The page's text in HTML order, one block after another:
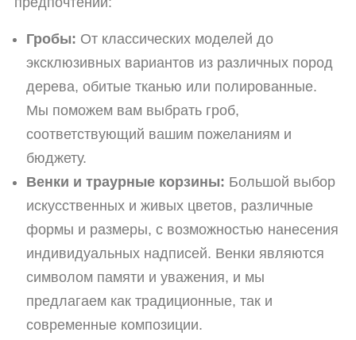
Гробы: От классических моделей до
эксклюзивных вариантов из различных пород
дерева, обитые тканью или полированные.
Мы поможем вам выбрать гроб,
соответствующий вашим пожеланиям и
бюджету.
Венки и траурные корзины: Большой выбор
искусственных и живых цветов, различные
формы и размеры, с возможностью нанесения
индивидуальных надписей. Венки являются
символом памяти и уважения, и мы
предлагаем как традиционные, так и
современные композиции.